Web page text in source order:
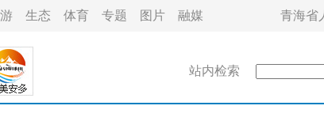
生态 体育 专题 图片 融媒 青海省
站内检索